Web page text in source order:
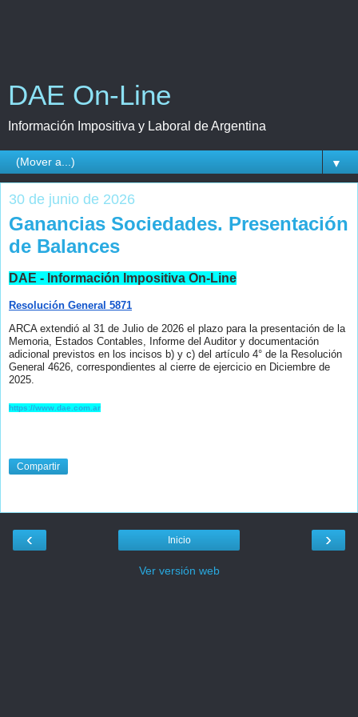
DAE On-Line
Información Impositiva y Laboral de Argentina
▼
30 de junio de 2026
Ganancias Sociedades. Presentación
de Balances
DAE - Información Impositiva On-Line
Resolución General 5871
ARCA extendió al 31 de Julio de 2026 el plazo para la presentación de la
Memoria, Estados Contables, Informe del Auditor y documentación
adicional previstos en los incisos b) y c) del artículo 4° de la Resolución
General 4626, correspondientes al cierre de ejercicio en Diciembre de
2025.
https://www.dae.com.ar
Compartir
‹ ›
Inicio
Ver versión web